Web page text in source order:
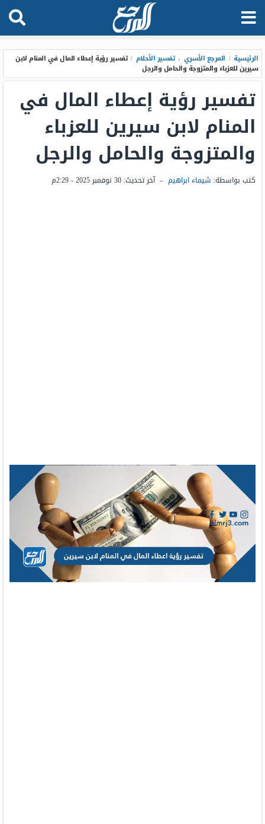
الرئيسية / المرجع الأسري ، تفسير الأحلام / تفسير رؤية إعطاء المال في المنام لابن
سيرين للعزباء والمتزوجة والحامل والرجل
تفسير رؤية إعطاء المال في
المنام لابن سيرين للعزباء
والمتزوجة والحامل والرجل
كتب بواسطة: شيماء ابراهيم – آخر تحديث: 30 نوفمبر 2025 - 2:29م